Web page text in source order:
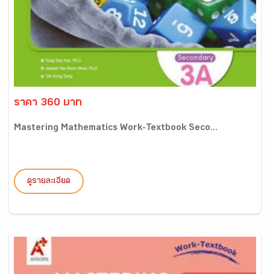
ราคา 360 บาท
Mastering Mathematics Work-Textbook Seco...
ดูรายละเอียด